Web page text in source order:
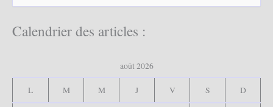
e
Calendrier des articles :
août 2026
L M M J V S D